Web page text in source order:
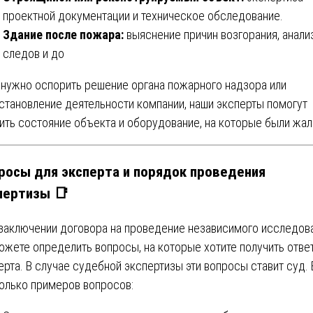
проектной документации и техническое обследование.
Здание после пожара: выяснение причин возгорания,
следов и до
оспорить решение органа пожарного надзора или
деятельности компании, наши эксперты помогут
состояние объекта и оборудование, на которые были
для эксперта и порядок проведения
📑
договора на проведение независимого
определить вопросы, на которые хотите получить
В случае судебной экспертизы эти вопросы ставит суд.
примеров вопросов: